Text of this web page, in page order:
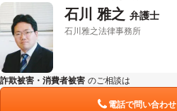
石川 雅之 弁護士
石川雅之法律事務所
詐欺被害・消費者被害 のご相談は
電話で問い合わせ